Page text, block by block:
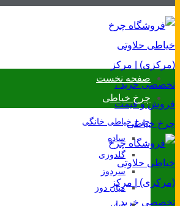
صفحه نخست
چرخ خیاطی
چرخ خیاطی خانگی
ساده
گلدوزی
سردوز
میان دوز